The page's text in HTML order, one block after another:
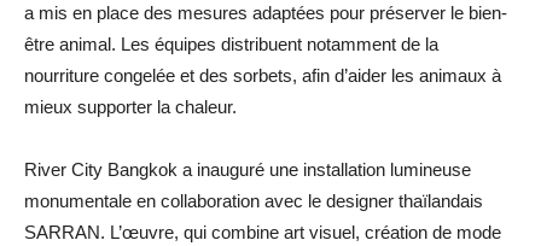
a mis en place des mesures adaptées pour préserver le bien-
être animal. Les équipes distribuent notamment de la
nourriture congelée et des sorbets, afin d’aider les animaux à
mieux supporter la chaleur.
River City Bangkok a inauguré une installation lumineuse
monumentale en collaboration avec le designer thaïlandais
SARRAN. L’œuvre, qui combine art visuel, création de mode